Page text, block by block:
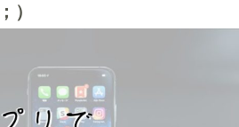
）